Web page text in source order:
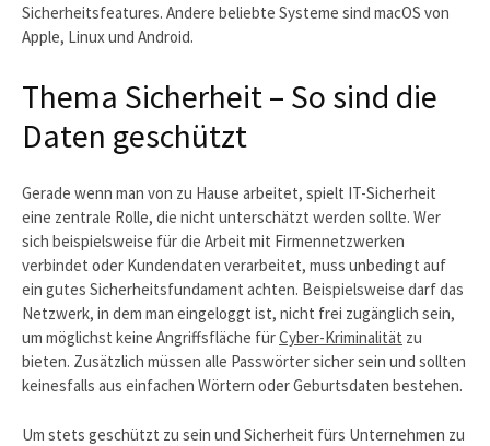
Sicherheitsfeatures. Andere beliebte Systeme sind macOS von
Apple, Linux und Android.
Thema Sicherheit – So sind die
Daten geschützt
Gerade wenn man von zu Hause arbeitet, spielt IT-Sicherheit
eine zentrale Rolle, die nicht unterschätzt werden sollte. Wer
sich beispielsweise für die Arbeit mit Firmennetzwerken
verbindet oder Kundendaten verarbeitet, muss unbedingt auf
ein gutes Sicherheitsfundament achten. Beispielsweise darf das
Netzwerk, in dem man eingeloggt ist, nicht frei zugänglich sein,
um möglichst keine Angriffsfläche fürCyber-Kriminalität zu
bieten. Zusätzlich müssen alle Passwörter sicher sein und sollten
keinesfalls aus einfachen Wörtern oder Geburtsdaten bestehen.
Um stets geschützt zu sein und Sicherheit fürs Unternehmen zu